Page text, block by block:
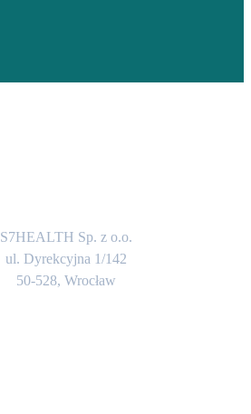
S7HEALTH Sp. z o.o.
ul. Dyrekcyjna 1/142
50-528, Wrocław